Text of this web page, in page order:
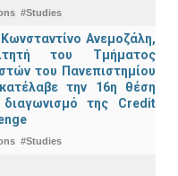
#Studies
Ανεμοζάλη,
του Τμήματος
του Πανεπιστημίου
την 16η θέση
της Credit
#Studies